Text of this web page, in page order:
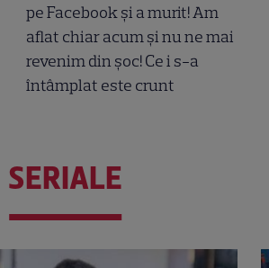
pe Facebook și a murit! Am
aflat chiar acum și nu ne mai
revenim din șoc! Ce i s-a
întâmplat este crunt
SERIALE